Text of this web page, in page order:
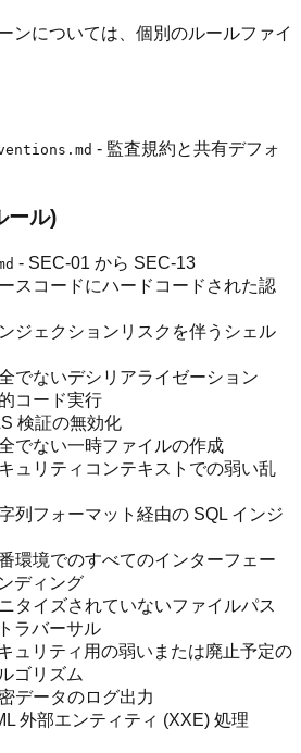
ンについては、個別のルールファイ
- 監査規約と共有デフォ
ール)
- SEC-01 から SEC-13
スコードにハードコードされた認
ジェクションリスクを伴うシェル
でないデシリアライゼーション
コード実行
検証の無効化
でない一時ファイルの作成
ュリティコンテキストでの弱い乱
列フォーマット経由の SQL インジ
環境でのすべてのインターフェー
ディング
タイズされていないファイルパス
ラバーサル
ュリティ用の弱いまたは廃止予定の
ゴリズム
データのログ出力
外部エンティティ (XXE) 処理